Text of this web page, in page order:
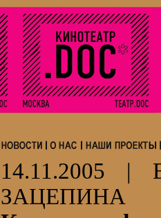
14.11.2005 |
ЗАЦЕПИНА